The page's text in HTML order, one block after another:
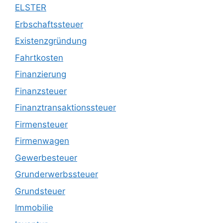
ELSTER
Erbschaftssteuer
Existenzgründung
Fahrtkosten
Finanzierung
Finanzsteuer
Finanztransaktionssteuer
Firmensteuer
Firmenwagen
Gewerbesteuer
Grunderwerbssteuer
Grundsteuer
Immobilie